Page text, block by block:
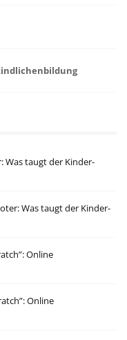
Was taugt der Kinder-
Was taugt der Kinder-
Online
Online